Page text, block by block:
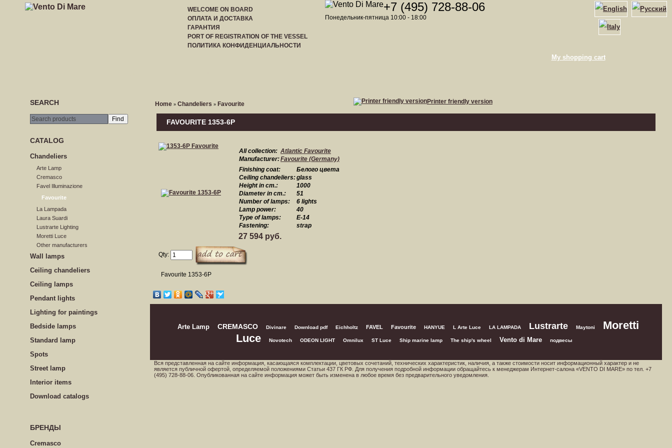
WELCOME ON BOARD
ОПЛАТА И ДОСТАВКА
ГАРАНТИЯ
PORT OF REGISTRATION OF THE VESSEL
ПОЛИТИКА КОНФИДЕНЦИАЛЬНОСТИ
+7 (495) 728-88-06
Понедельник-пятница 10:00 - 18:00
My shopping cart
SEARCH
CATALOG
Сhandeliers
Arte Lamp
Cremasco
Favel Illuminazione
Favourite
La Lampada
Laura Suardi
Lustrarte Lighting
Moretti Luce
Other manufacturers
Wall lamps
Сeiling сhandeliers
Ceiling lamps
Pendant lights
Lighting for paintings
Bedside lamps
Standard lamp
Spots
Street lamp
Interior items
Download catalogs
БРЕНДЫ
Cremasco
Home » Сhandeliers » Favourite Printer friendly version
FAVOURITE 1353-6P
All collection: Atlantic Favourite
Manufacturer:Favourite (Germany)
Finishing coat:
Белого цвета
Ceiling chandeliers:glass
Height in cm.:
1000
Diameter in cm.:
51
Number of lamps:
6 lights
Lamp power:
40
Type of lamps:
E-14
Fastening:
strap
27 594 руб.
Qty:
Favourite 1353-6P
Arte Lamp CREMASCO Divinare Download pdf Eichholtz FAVEL Favourite HANYUE L Arte Luce LA LAMPADA Lustrarte Maytoni
Moretti
Luce
Novotech ODEON LIGHT Omnilux ST Luce Ship marine lamp The ship's wheel Vento di Mare подвесы
Вся представленная на сайте информация, касающаяся комплектации, цветовых сочетаний, технических характеристик, наличия, а также стоимости носит информационный характер и не
является публичной офертой, определяемой положениями Статьи 437 ГК РФ. Для получения подробной информации обращайтесь к менеджерам Интернет-салона «VENTO DI MARE» по тел. +7
(495) 728-88-06. Опубликованная на сайте информация может быть изменена в любое время без предварительного уведомления.